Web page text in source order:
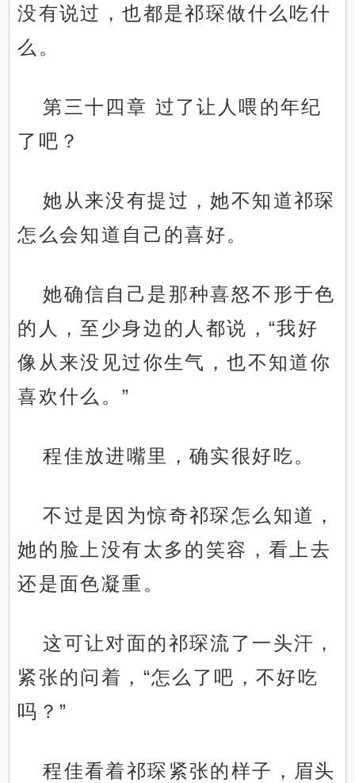
没有说过，也都是祁琛做什么吃什
么。
第三十四章 过了让人喂的年纪
了吧？
她从来没有提过，她不知道祁琛
怎么会知道自己的喜好。
她确信自己是那种喜怒不形于色
的人，至少身边的人都说，“我好
像从来没见过你生气，也不知道你
喜欢什么。”
程佳放进嘴里，确实很好吃。
不过是因为惊奇祁琛怎么知道，
她的脸上没有太多的笑容，看上去
还是面色凝重。
这可让对面的祁琛流了一头汗，
紧张的问着，“怎么了吧，不好吃
吗？”
程佳看着祁琛紧张的样子，眉头